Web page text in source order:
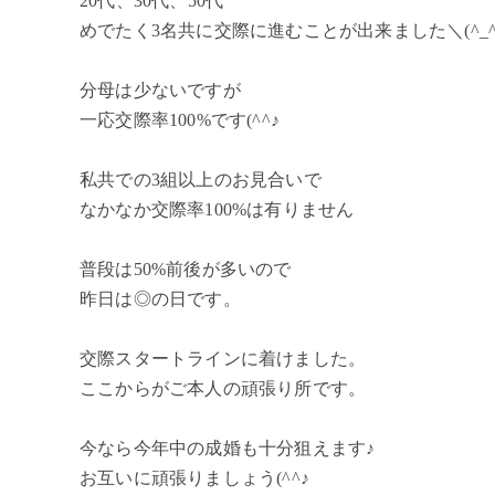
めでたく3名共に交際に進むことが出来ました＼
分母は少ないですが
一応交際率100%です(^^♪
私共での3組以上のお見合いで
なかなか交際率100%は有りません
普段は50%前後が多いので
昨日は◎の日です。
交際スタートラインに着けました。
ここからがご本人の頑張り所です。
今なら今年中の成婚も十分狙えます♪
お互いに頑張りましょう(^^♪